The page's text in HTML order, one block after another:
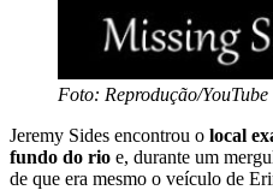
Foto: Reprodução/YouTube
Jeremy Sides encontrou o local
fundo do rio e, durante um
de que era mesmo o veículo de